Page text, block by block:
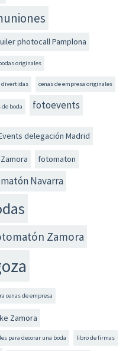
photocall Pamplona
originales
divertidas cenas de empresa originales
boda fotoevents
delegación Madrid
fotomaton
Navarra
Zamora
cenas de empresa
Zamora
para decorar una boda libro de firmas